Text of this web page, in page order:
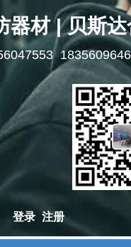
器材 | 贝斯
登录 注册